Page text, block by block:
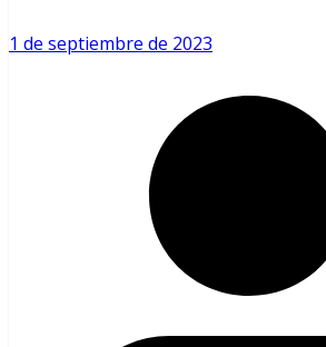
1 de septiembre de 2023